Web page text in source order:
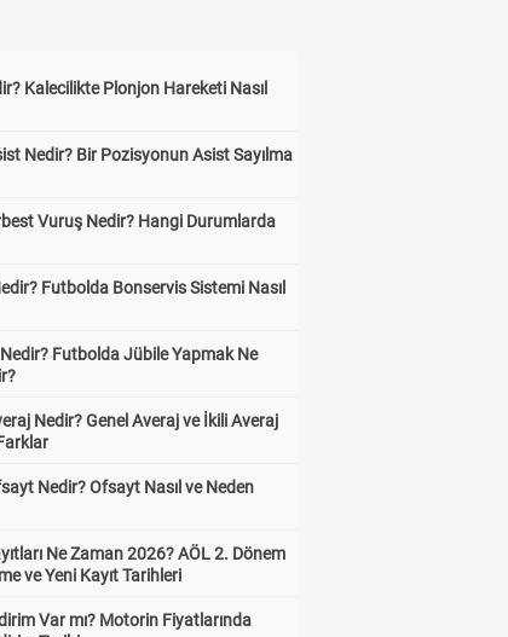
Kalecilikte Plonjon Hareketi Nasıl
Nedir? Bir Pozisyonun Asist Sayılma
Vuruş Nedir? Hangi Durumlarda
Futbolda Bonservis Sistemi Nasıl
Futbolda Jübile Yapmak Ne
Nedir? Genel Averaj ve İkili Averaj
Nedir? Ofsayt Nasıl ve Neden
Ne Zaman 2026? AÖL 2. Dönem
ve Yeni Kayıt Tarihleri
Var mı? Motorin Fiyatlarında